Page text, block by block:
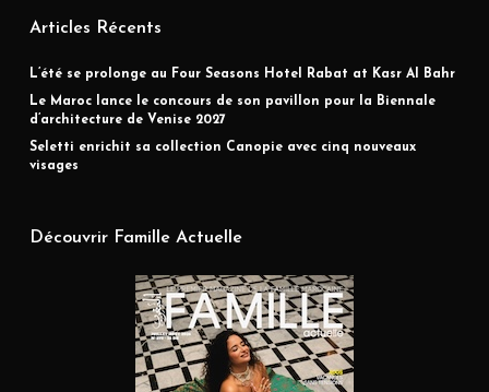
Articles Récents
L’été se prolonge au Four Seasons Hotel Rabat at Kasr Al Bahr
Le Maroc lance le concours de son pavillon pour la Biennale
d’architecture de Venise 2027
Seletti enrichit sa collection Canopie avec cinq nouveaux
visages
Découvrir Famille Actuelle